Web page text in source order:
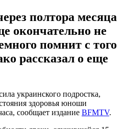
полтора месяца
окончательно не
помнит с того
рассказал о еще
украинского подростка,
здоровья юноши
сообщает издание BFMTV.